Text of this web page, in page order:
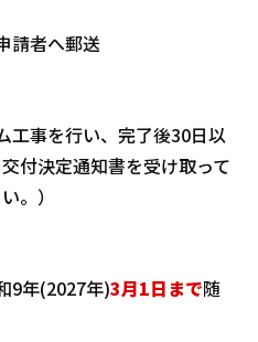
請者へ郵送
工事を行い、完了後30日以
付決定通知書を受け取って
。）
9年(2027年)3月1日まで随